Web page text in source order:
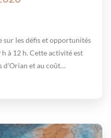
sur les défis et opportunités
h à 12 h. Cette activité est
et au coût…